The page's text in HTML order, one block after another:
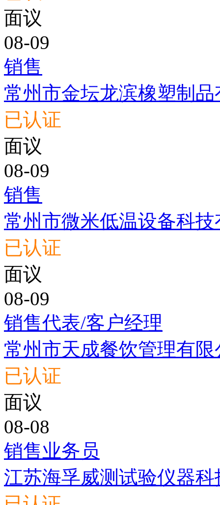
面议
08-09
销售
常州市金坛龙滨橡塑制
已认证
面议
08-09
销售
常州市微米低温设备科
已认证
面议
08-09
销售代表/客户经理
常州市天成餐饮管理有限
已认证
面议
08-08
销售业务员
江苏海孚威测试验仪器